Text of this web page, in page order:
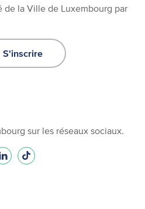
de la Ville de Luxembourg par
S'inscrire
sur les réseaux sociaux.